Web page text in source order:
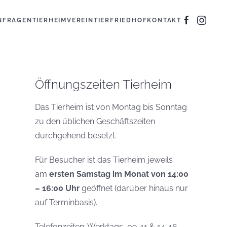
FRAGENTIERHEIMVEREINTIERFRIEDHOFKONTAKT
Öffnungszeiten Tierheim
Das Tierheim ist von Montag bis Sonntag
zu den üblichen Geschäftszeiten
durchgehend besetzt.
Für Besucher ist das Tierheim jeweils
amersten Samstag im Monat von 14:00
– 16:00 Uhr geöffnet (darüber hinaus nur
auf Terminbasis).